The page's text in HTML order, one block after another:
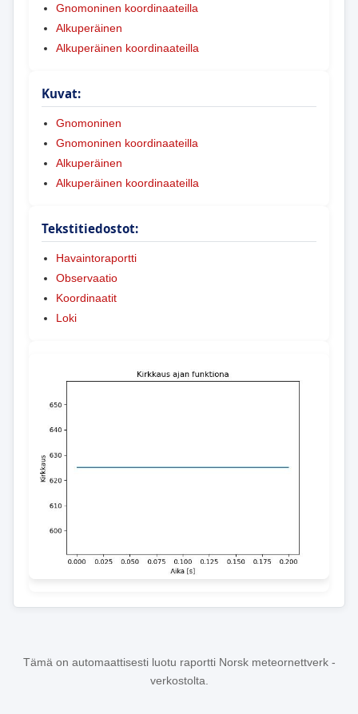
Gnomoninen koordinaateilla
Alkuperäinen
Alkuperäinen koordinaateilla
Kuvat:
Gnomoninen
Gnomoninen koordinaateilla
Alkuperäinen
Alkuperäinen koordinaateilla
Tekstitiedostot:
Havaintoraportti
Observaatio
Koordinaatit
Loki
Tämä on automaattisesti luotu raportti Norsk meteornettverk -
verkostolta.